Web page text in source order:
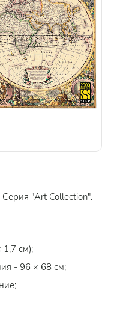
Серия "Art Collection".
1,7 см);
- 96 × 68 см;